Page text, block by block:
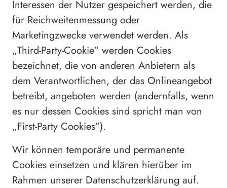
Interessen der Nutzer gespeichert werden, die
für Reichweitenmessung oder
Marketingzwecke verwendet werden. Als
„Third-Party-Cookie“ werden Cookies
bezeichnet, die von anderen Anbietern als
dem Verantwortlichen, der das Onlineangebot
betreibt, angeboten werden (andernfalls, wenn
es nur dessen Cookies sind spricht man von
„First-Party Cookies“).
Wir können temporäre und permanente
Cookies einsetzen und klären hierüber im
Rahmen unserer Datenschutzerklärung auf.